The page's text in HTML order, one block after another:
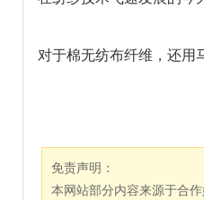
对于棉无纺布纤维，还用
免责声明：
本网站部分内容来源于合